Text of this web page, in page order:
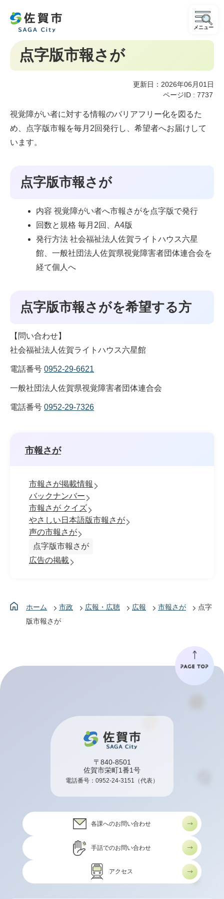
メニュー
点字版市報さが
更新日：2026年06月01日
ページID : 7737
視覚障がい者に対する情報のバリアフリー化を図るた
め、点字版市報を毎月2回発行し、希望者へお届けして
います。
点字版市報さが
内容 視覚障がい者へ市報さがを点字版で発行
回数と規格 毎月2回、A4版
発行方法 社会福祉法人佐賀ライトハウス六星
館、一般社団法人佐賀県視覚障害者団体連合会を
経て個人へ
点字版市報さがを希望する方
【問い合わせ】
社会福祉法人佐賀ライトハウス六星館
電話番号 0952-29-6621
一般社団法人佐賀県視覚障害者団体連合会
電話番号 0952-29-7326
市報さが
市報さが掲載情報
バックナンバー
市報さが クイズ
やさしい日本語版市報さが
声の市報さが
点字版市報さが
広告の掲載
ホーム 市政 広報・広聴 広報 市報さが
点字
版市報さが
〒840-8501
佐賀市栄町1番1号
電話番号： 0952-24-3151 （代表）
各課へのお問い合わせ
手話でのお問い合わせ
アクセス